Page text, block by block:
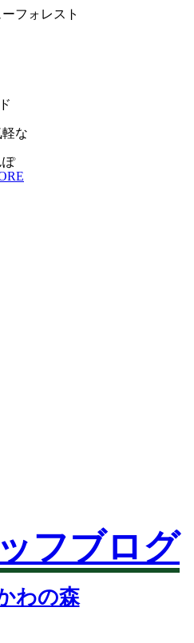
フォレスト
な
ぽ
フブログ
わの森